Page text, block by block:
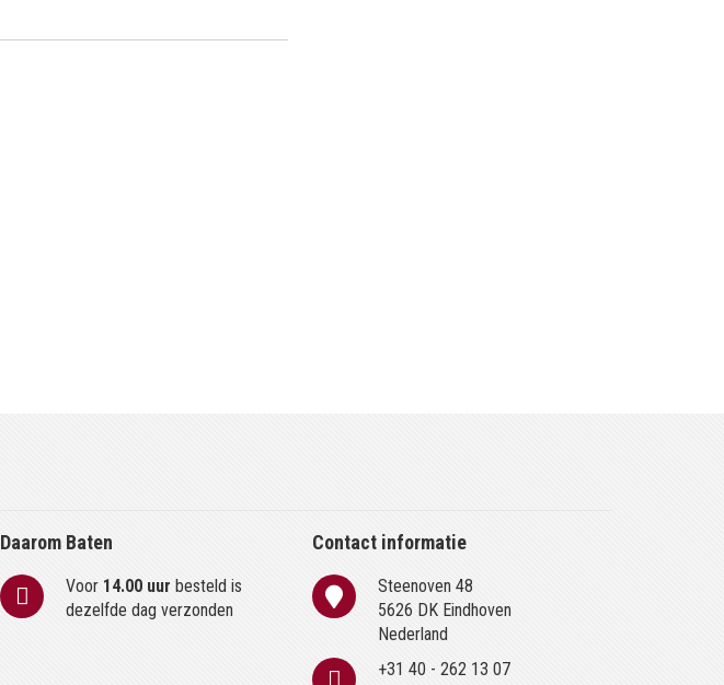
Daarom Baten
Voor 14.00 uur besteld is
dezelfde dag verzonden
Contact informatie
Steenoven 48
5626 DK Eindhoven
Nederland
+31 40 - 262 13 07